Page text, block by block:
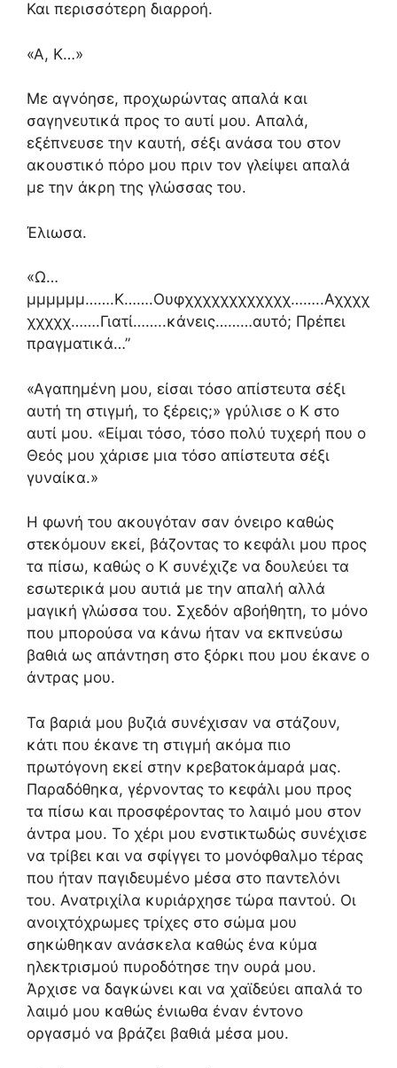
Και περισσότερη διαρροή.
«Α, Κ…»
Με αγνόησε, προχωρώντας απαλά και
σαγηνευτικά προς το αυτί μου. Απαλά,
εξέπνευσε την καυτή, σέξι ανάσα του στον
ακουστικό πόρο μου πριν τον γλείψει απαλά
με την άκρη της γλώσσας του.
Έλιωσα.
«Ω…
μμμμμμ…….Κ…….Ουφχχχχχχχχχχχχ……..Αχχχχ
χχχχχ…….Γιατί……..κάνεις………αυτό; Πρέπει
πραγματικά…”
«Αγαπημένη μου, είσαι τόσο απίστευτα σέξι
αυτή τη στιγμή, το ξέρεις;» γρύλισε ο Κ στο
αυτί μου. «Είμαι τόσο, τόσο πολύ τυχερή που ο
Θεός μου χάρισε μια τόσο απίστευτα σέξι
γυναίκα.»
Η φωνή του ακουγόταν σαν όνειρο καθώς
στεκόμουν εκεί, βάζοντας το κεφάλι μου προς
τα πίσω, καθώς ο Κ συνέχιζε να δουλεύει τα
εσωτερικά μου αυτιά με την απαλή αλλά
μαγική γλώσσα του. Σχεδόν αβοήθητη, το μόνο
που μπορούσα να κάνω ήταν να εκπνεύσω
βαθιά ως απάντηση στο ξόρκι που μου έκανε ο
άντρας μου.
Τα βαριά μου βυζιά συνέχισαν να στάζουν,
κάτι που έκανε τη στιγμή ακόμα πιο
πρωτόγονη εκεί στην κρεβατοκάμαρά μας.
Παραδόθηκα, γέρνοντας το κεφάλι μου προς
τα πίσω και προσφέροντας το λαιμό μου στον
άντρα μου. Το χέρι μου ενστικτωδώς συνέχισε
να τρίβει και να σφίγγει το μονόφθαλμο τέρας
που ήταν παγιδευμένο μέσα στο παντελόνι
του. Ανατριχίλα κυριάρχησε τώρα παντού. Οι
ανοιχτόχρωμες τρίχες στο σώμα μου
σηκώθηκαν ανάσκελα καθώς ένα κύμα
ηλεκτρισμού πυροδότησε την ουρά μου.
Άρχισε να δαγκώνει και να χαϊδεύει απαλά το
λαιμό μου καθώς ένιωθα έναν έντονο
οργασμό να βράζει βαθιά μέσα μου.